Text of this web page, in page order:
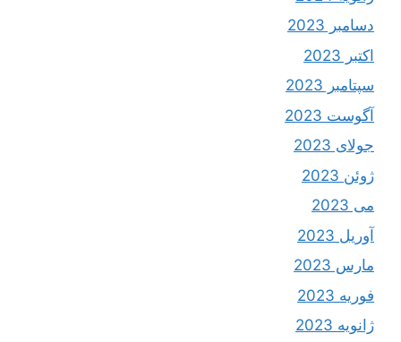
دسامبر 2023
اکتبر 2023
سپتامبر 2023
آگوست 2023
جولای 2023
ژوئن 2023
می 2023
آوریل 2023
مارس 2023
فوریه 2023
ژانویه 2023